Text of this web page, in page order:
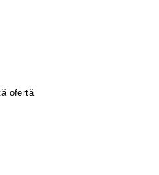
ofertă